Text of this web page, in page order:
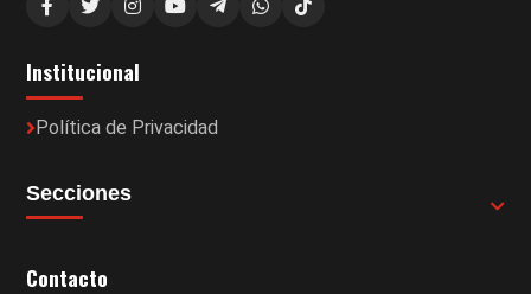
Institucional
Política de Privacidad
Secciones
Contacto